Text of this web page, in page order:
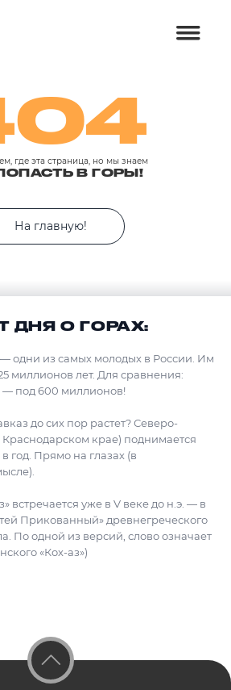
где эта страница, но мы знаем
В ГОРЫ!
На главную!
ДНЯ О ГОРАХ:
одни из самых молодых в России. Им
миллионов лет. Для сравнения:
— под 600 миллионов!
до сих пор растет? Северо-
Краснодарском крае) поднимается
год. Прямо на глазах (в
встречается уже в V веке до н.э. — в
Прикованный» древнегреческого
По одной из версий, слово означает
«Кох-аз»)